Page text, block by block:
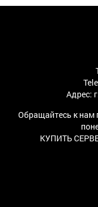
Адрес:
Обращайтесь к нам
КУПИТЬ